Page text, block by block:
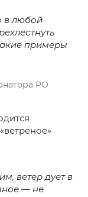
в любой
примеры
РО
ветер дует в
— не